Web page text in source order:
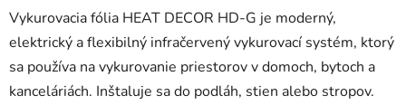
Vykurovacia fólia HEAT DECOR HD-G je moderný,
elektrický a flexibilný infračervený vykurovací systém, ktorý
sa používa na vykurovanie priestorov v domoch, bytoch a
kanceláriách. Inštaluje sa do podláh, stien alebo stropov.